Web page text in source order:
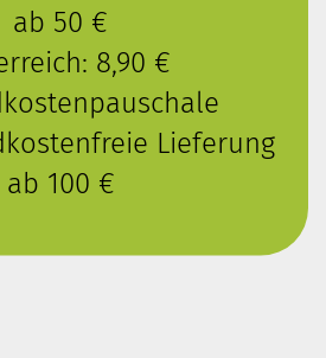
ab 50 €
8,90 €
Lieferung
ab 100 €